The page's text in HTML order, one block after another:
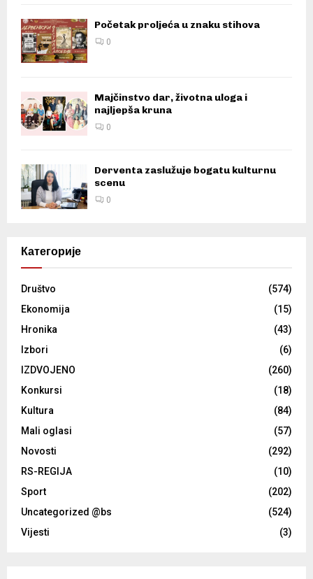
Početak proljeća u znaku stihova
0
Majčinstvo dar, životna uloga i
najljepša kruna
0
Derventa zaslužuje bogatu kulturnu
scenu
0
Категорије
Društvo
(574)
Ekonomija
(15)
Hronika
(43)
Izbori
(6)
IZDVOJENO
(260)
Konkursi
(18)
Kultura
(84)
Mali oglasi
(57)
Novosti
(292)
RS-REGIJA
(10)
Sport
(202)
Uncategorized @bs
(524)
Vijesti
(3)